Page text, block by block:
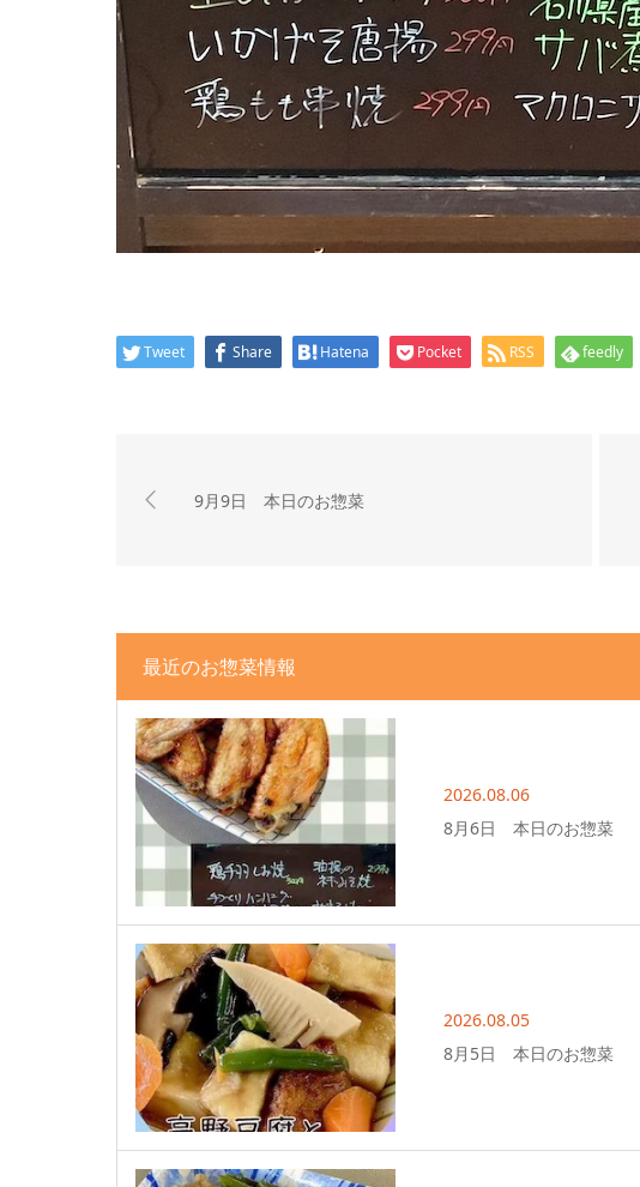
Tweet Share Hatena Pocket RSS feedly
9月9日 本日のお惣菜
最近のお惣菜情報
2026.08.06
8月6日 本日のお惣菜
2026.08.05
8月5日 本日のお惣菜